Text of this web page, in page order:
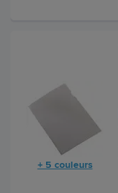
+ 5 couleurs